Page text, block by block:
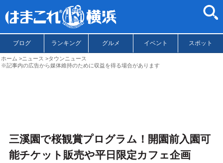
ブログ ランキング グルメ イベント スポット
ホーム ニュース
タウンニュース
※記事内の広告から媒体維持のために収益を得る場合があります
三溪園で桜観賞プログラム！開園前入園可
能チケット販売や平日限定カフェ企画